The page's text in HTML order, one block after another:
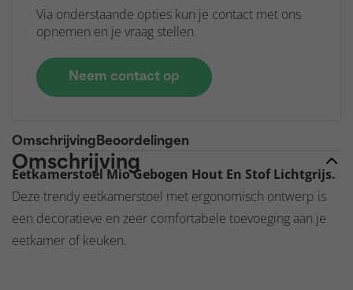
Via onderstaande opties kun je contact met ons
opnemen en je vraag stellen.
Neem contact op
OmschrijvingBeoordelingen
Omschrijving
Eetkamerstoel Mio Gebogen Hout En Stof Lichtgrijs.
Deze trendy eetkamerstoel met ergonomisch ontwerp is
een decoratieve en zeer comfortabele toevoeging aan je
eetkamer of keuken.